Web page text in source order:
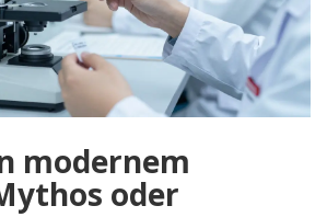
modernem
oder